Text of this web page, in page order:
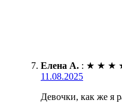
Елена А. : ★ ★ ★
11.08.2025
Девочки, как же я